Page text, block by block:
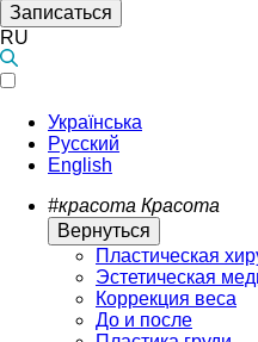
Записаться
RU
Українська
Русский
English
#красота Красота
Вернуться
Пластическая
Эстетическая
Коррекция веса
До и после